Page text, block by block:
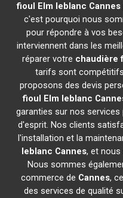
fioul Elm leblanc Cannes
c'est pourquoi nous
pour répondre à vos
interviennent dans les
réparer votre chaudière
tarifs sont
proposons des devis
fioul Elm leblanc
garanties sur nos
d'esprit. Nos clients
l'installation et la
leblanc Cannes, et
Nous sommes
commerce de Cannes,
des services de qualité